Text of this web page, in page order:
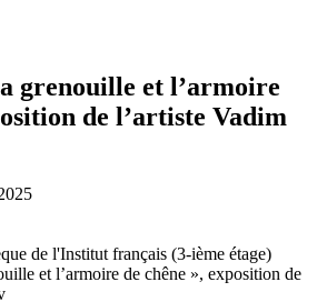
grenouille et l’armoire
de l’artiste Vadim
de l'Institut français (3-ième étage)